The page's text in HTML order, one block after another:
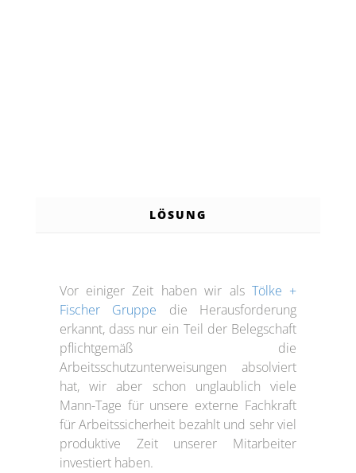
LÖSUNG
Vor einiger Zeit haben wir als Tölke +
Fischer Gruppe die Herausforderung
erkannt, dass nur ein Teil der Belegschaft
pflichtgemäß die
Arbeitsschutzunterweisungen absolviert
hat, wir aber schon unglaublich viele
Mann-Tage für unsere externe Fachkraft
für Arbeitssicherheit bezahlt und sehr viel
produktive Zeit unserer Mitarbeiter
investiert haben.